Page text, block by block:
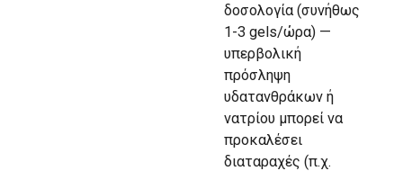
δοσολογία (συνήθως
1-3 gels/ώρα) —
υπερβολική
πρόσληψη
υδατανθράκων ή
νατρίου μπορεί να
προκαλέσει
διαταραχές (π.χ.